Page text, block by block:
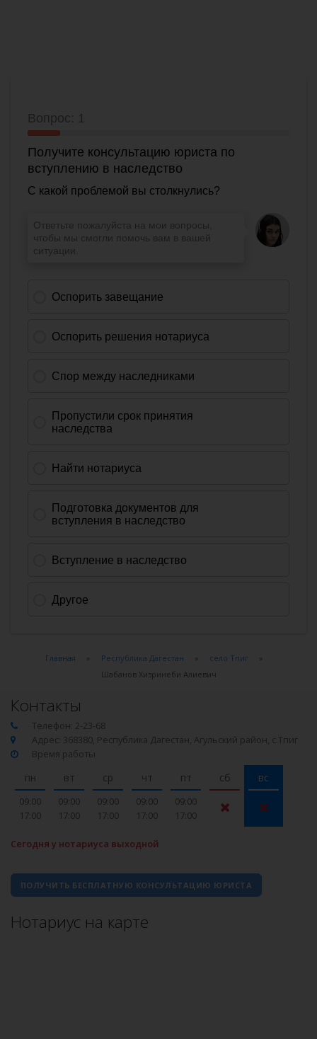
Главная Республика Дагестан
село Тпиг
Шабанов Хизринеби Алиевич
Контакты
Телефон: 2-23-68
Адрес: 368380, Республика Дагестан, Агульский район, с.Тпиг
Время работы
пн
09:00
17:00
вт
09:00
17:00
ср
09:00
17:00
чт
09:00
17:00
пт
09:00
17:00
сб вс
Сегодня у нотариуса выходной
ПОЛУЧИТЬ БЕСПЛАТНУЮ КОНСУЛЬТАЦИЮ ЮРИСТА
Нотариус на карте